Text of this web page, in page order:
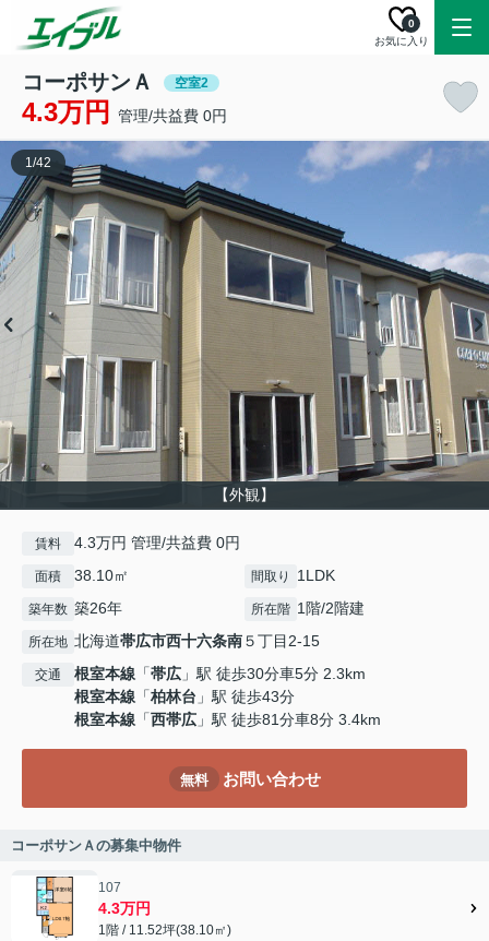
お気に入り
0
コーポサンＡ 空室2
4.3万円 管理/共益費 0円
【外観】
1/42
賃料 4.3万円 管理/共益費 0円
面積 38.10㎡ 間取り 1LDK
築年数 築26年 所在階 1階/2階建
所在地 北海道帯広市西十六条南５丁目2-15
交通 根室本線 「帯広 」駅 徒歩30分車5分 2.3km
根室本線 「柏林台 」駅 徒歩43分
根室本線 「西帯広 」駅 徒歩81分車8分 3.4km
無料 お問い合わせ
コーポサンＡの募集中物件
107
4.3万円
1階 / 11.52坪(38.10㎡)